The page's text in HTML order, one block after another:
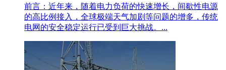
前言：近年来，随着电力负荷的快速增长，间歇性电源
的高比例接入，全球极端天气加剧等问题的增多，传统
电网的安全稳定运行已受到巨大挑战。...